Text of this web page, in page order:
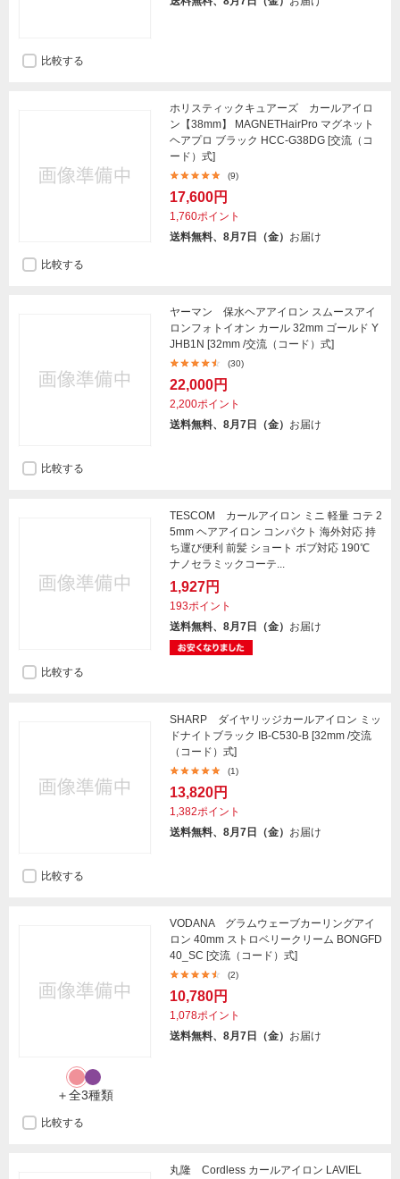
比較する
ホリスティックキュアーズ カールアイロ
ン【38mm】 MAGNETHairPro マグネット
ヘアプロ ブラック HCC-G38DG [交流（コ
ード）式]
(9)
17,600円
1,760ポイント
送料無料、8月7日（金） お届け
比較する
ヤーマン 保水ヘアアイロン スムースアイ
ロンフォトイオン カール 32mm ゴールド Y
JHB1N [32mm /交流（コード）式]
(30)
22,000円
2,200ポイント
送料無料、8月7日（金） お届け
比較する
TESCOM カールアイロン ミニ 軽量 コテ 2
5mm ヘアアイロン コンパクト 海外対応 持
ち運び便利 前髪 ショート ボブ対応 190℃
ナノセラミックコーテ...
1,927円
193ポイント
送料無料、8月7日（金） お届け
比較する
SHARP ダイヤリッジカールアイロン ミッ
ドナイトブラック IB-C530-B [32mm /交流
（コード）式]
(1)
13,820円
1,382ポイント
送料無料、8月7日（金） お届け
比較する
＋全3種類
VODANA グラムウェーブカーリングアイ
ロン 40mm ストロベリークリーム BONGFD
40_SC [交流（コード）式]
(2)
10,780円
1,078ポイント
送料無料、8月7日（金） お届け
比較する
丸隆 Cordless カールアイロン LAVIEL